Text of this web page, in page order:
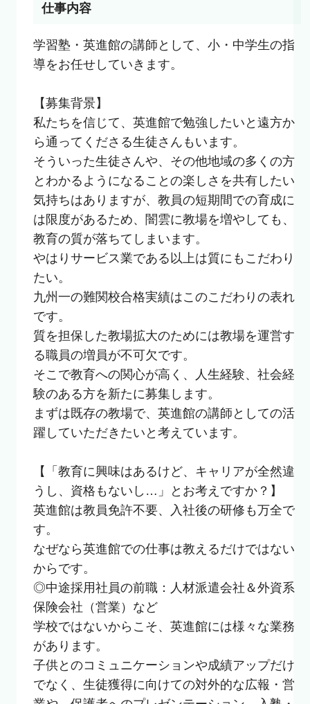
企業の担当者様
仕事内容
学習塾・英進館の講師として、小・中学生の指
導をお任せしていきます。
【募集背景】
私たちを信じて、英進館で勉強したいと遠方か
ら通ってくださる生徒さんもいます。
そういった生徒さんや、その他地域の多くの方
とわかるようになることの楽しさを共有したい
気持ちはありますが、教員の短期間での育成に
は限度があるため、闇雲に教場を増やしても、
教育の質が落ちてしまいます。
やはりサービス業である以上は質にもこだわり
たい。
九州一の難関校合格実績はこのこだわりの表れ
です。
質を担保した教場拡大のためには教場を運営す
る職員の増員が不可欠です。
そこで教育への関心が高く、人生経験、社会経
験のある方を新たに募集します。
まずは既存の教場で、英進館の講師としての活
躍していただきたいと考えています。
【「教育に興味はあるけど、キャリアが全然違
うし、資格もないし…」とお考えですか？】
英進館は教員免許不要、入社後の研修も万全で
す。
なぜなら英進館での仕事は教えるだけではない
からです。
◎中途採用社員の前職：人材派遣会社＆外資系
保険会社（営業）など
学校ではないからこそ、英進館には様々な業務
があります。
子供とのコミュニケーションや成績アップだけ
でなく、生徒獲得に向けての対外的な広報・営